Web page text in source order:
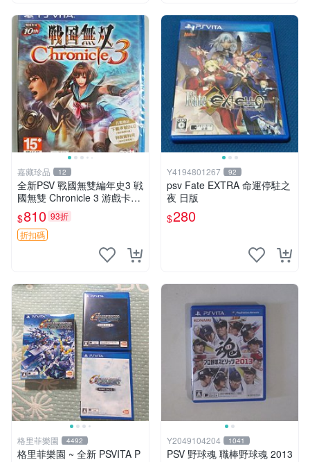
嘉藏珍品 12
全新PSV 戰國無雙編年史3 戦
國無雙 Chronicle 3 游戲卡帶
日文 【原裝正版 實體游戲卡
帶】 【港版日文】 【全新未
開封，拆封後不支持退
$810 93折
折扣碼
Y4194801267 92
psv Fate EXTRA 命運停駐之
夜 日版
$280
格里菲樂園 4492
格里菲樂園 ~ 全新 PSVITA P
Y2049104204 1041
PSV 野球魂 職棒野球魂 2013